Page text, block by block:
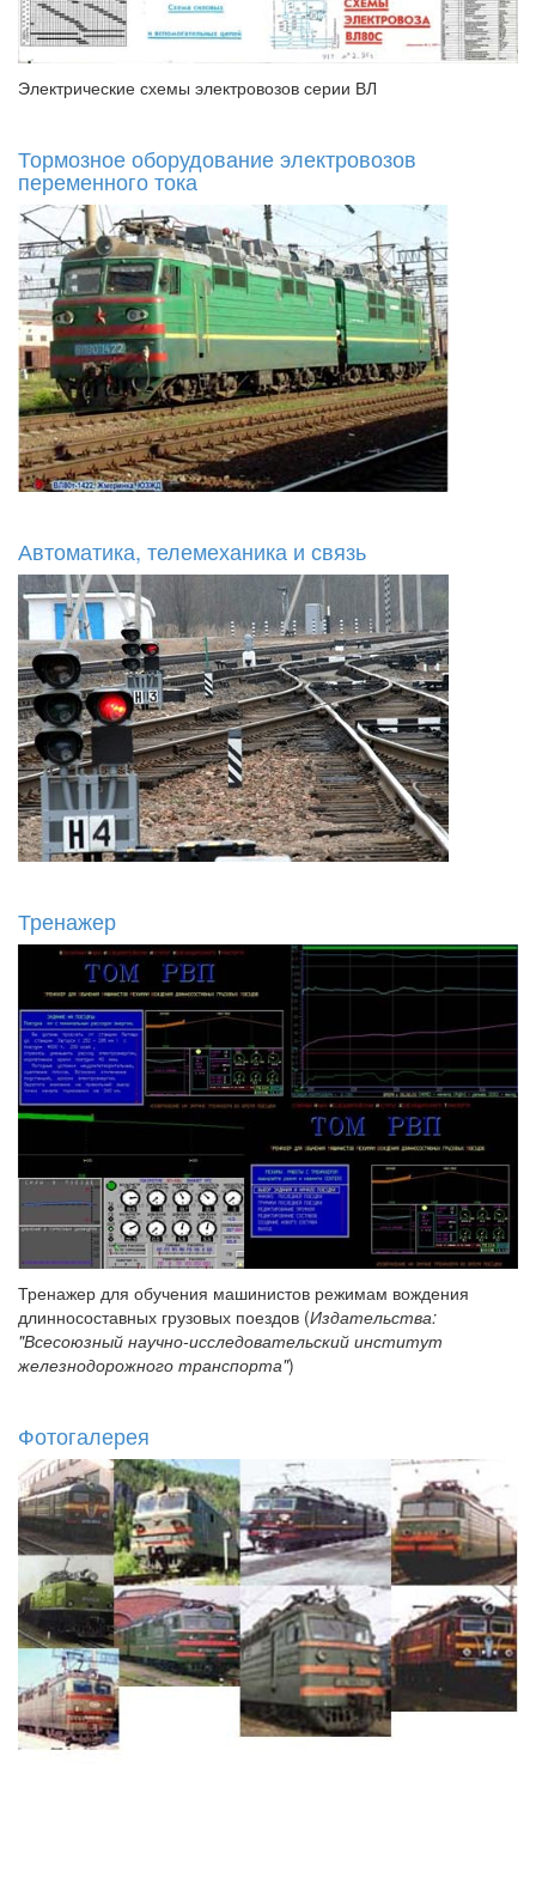
Электрические схемы электровозов серии ВЛ
Тормозное оборудование электровозов
переменного тока
Автоматика, телемеханика и связь
Тренажер
Тренажер для обучения машинистов режимам вождения
длинносоставных грузовых поездов (Издательства:
"Всесоюзный научно-исследовательский институт
железнодорожного транспорта")
Фотогалерея